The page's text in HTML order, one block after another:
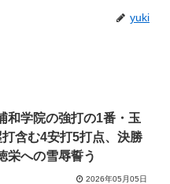
yuki
和学院の強打の1番・玉
含む4安打5打点、決勝
栄への雪辱誓う
2026年05月05日